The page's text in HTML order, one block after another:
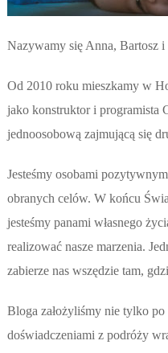
Nazywamy się Anna,
Od 2010 roku mieszkamy w
jako konstruktor i programista
jednoosobową zajmującą się
Jesteśmy osobami
obranych celów. W końcu
jesteśmy panami własnego
realizować nasze marzenia.
zabierze nas wszędzie tam,
Bloga założyliśmy nie tylko
doświadczeniami z podróży